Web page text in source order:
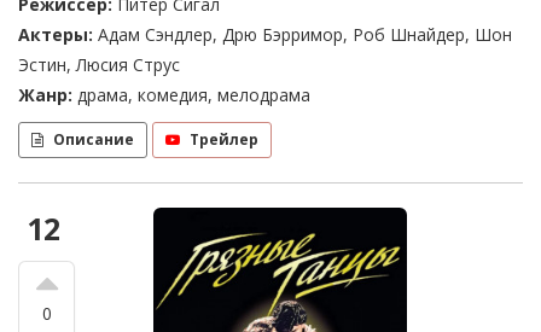
Актеры: Адам Сэндлер, Дрю Бэрримор, Роб Шнайдер, Шон
Эстин, Люсия Струс
Жанр: драма, комедия, мелодрама
Описание Трейлер
12
0